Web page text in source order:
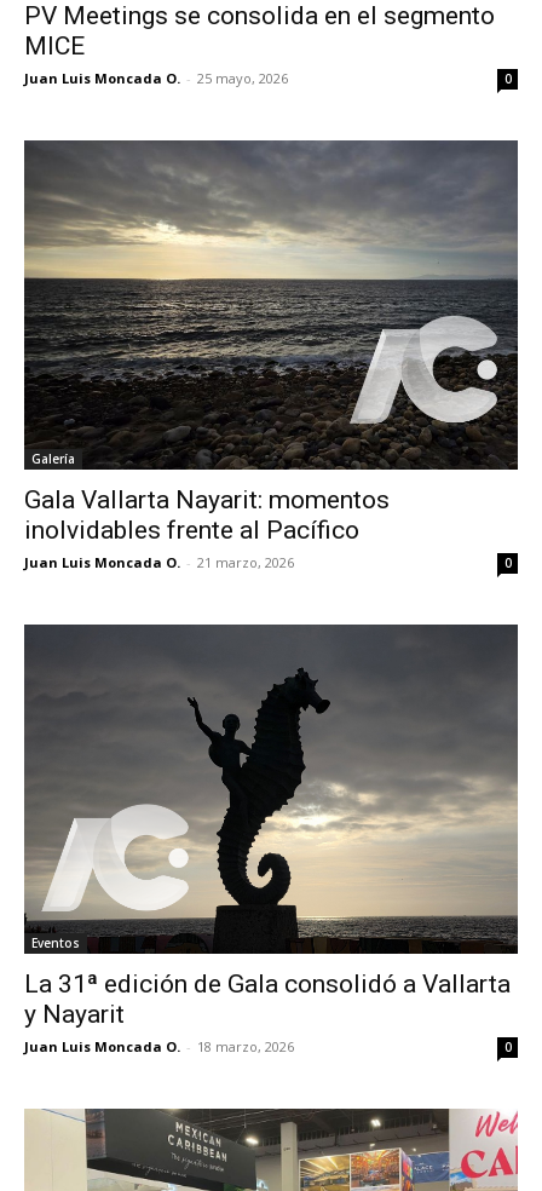
PV Meetings se consolida en el segmento
MICE
Juan Luis Moncada O. - 25 mayo, 2026 0
Galería
Gala Vallarta Nayarit: momentos
inolvidables frente al Pacífico
Juan Luis Moncada O. - 21 marzo, 2026 0
Eventos
La 31ª edición de Gala consolidó a Vallarta
y Nayarit
Juan Luis Moncada O. - 18 marzo, 2026 0